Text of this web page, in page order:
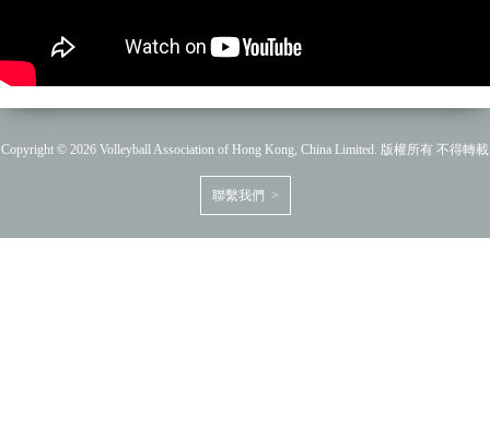
Copyright © 2026 Volleyball Association of Hong Kong, China Limited. 版權所有 不得轉載
聯繫我們 >